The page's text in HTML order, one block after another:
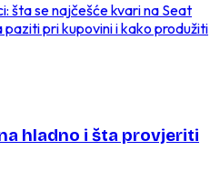
šta se najčešće kvari na Seat
paziti pri kupovini i kako produžiti
hladno i šta provjeriti